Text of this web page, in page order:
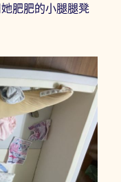
肥肥的小腿腿凳